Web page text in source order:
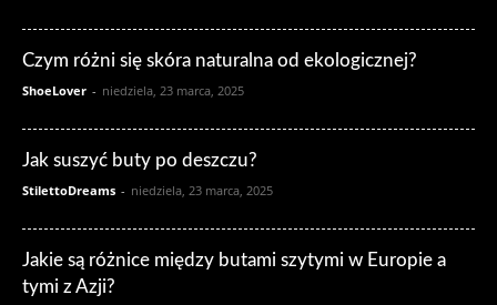
Czym różni się skóra naturalna od ekologicznej?
ShoeLover - niedziela, 23 marca, 2025
Jak suszyć buty po deszczu?
StilettoDreams - niedziela, 23 marca, 2025
Jakie są różnice między butami szytymi w Europie a
tymi z Azji?